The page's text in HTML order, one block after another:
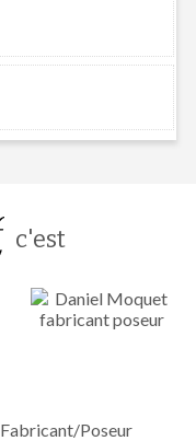
c'est
Fabricant/Poseur